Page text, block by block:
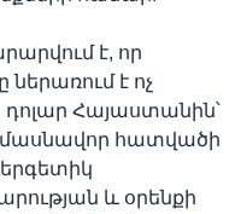
է, որ
է ոչ
Հայաստանին՝
հատվածի
և օրենքի